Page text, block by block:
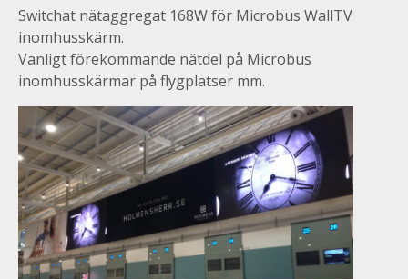
Switchat nätaggregat 168W för Microbus WallTV
inomhusskärm.
Vanligt förekommande nätdel på Microbus
inomhusskärmar på flygplatser mm.